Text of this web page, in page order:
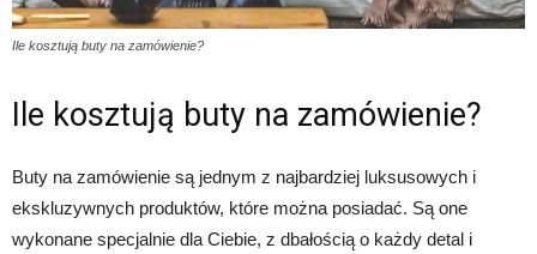
Ile kosztują buty na zamówienie?
Ile kosztują buty na zamówienie?
Buty na zamówienie są jednym z najbardziej luksusowych i
ekskluzywnych produktów, które można posiadać. Są one
wykonane specjalnie dla Ciebie, z dbałością o każdy detal i